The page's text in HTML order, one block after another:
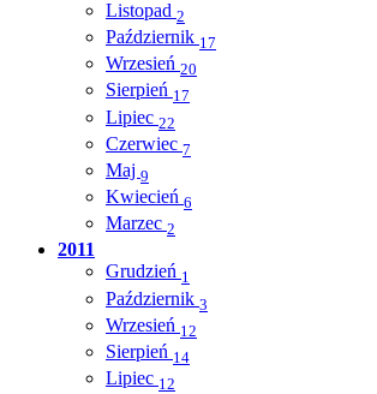
Listopad 2
Październik 17
Wrzesień 20
Sierpień 17
Lipiec 22
Czerwiec 7
Maj 9
Kwiecień 6
Marzec 2
2011
Grudzień 1
Październik 3
Wrzesień 12
Sierpień 14
Lipiec 12